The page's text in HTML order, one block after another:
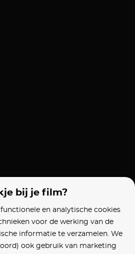
bij je film?
en analytische cookies
voor de werking van de
informatie te verzamelen. We
ook gebruik van marketing